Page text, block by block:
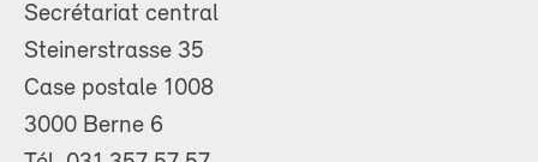
Secrétariat central
Steinerstrasse 35
Case postale 1008
3000 Berne 6